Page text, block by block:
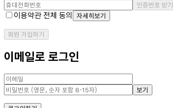
인증번호 받기
이용약관 전체 동의 자세히보기
회원 가입하기
이메일로 로그인
보기